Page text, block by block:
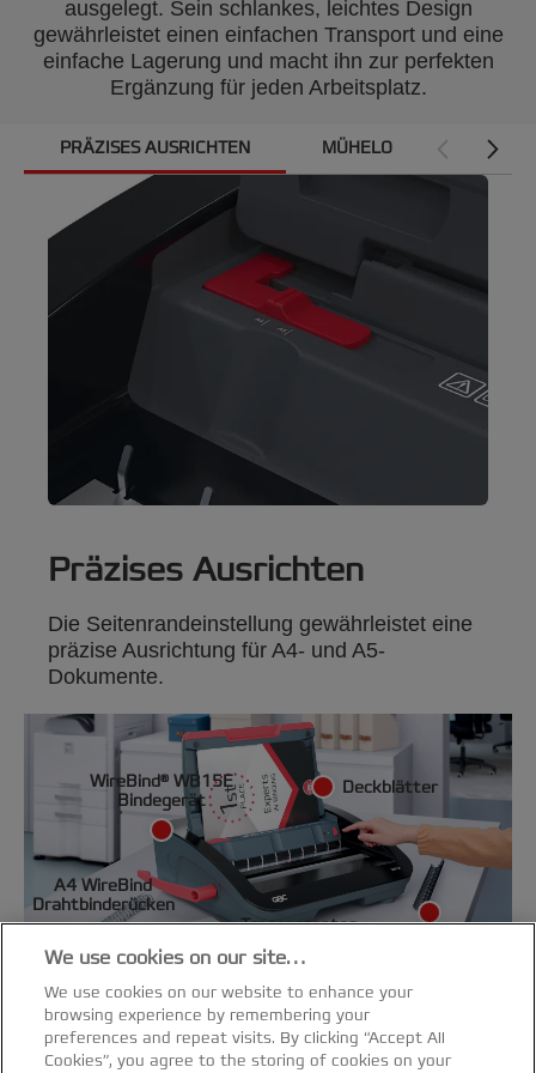
Drahtbinderücken (Art. Nr. RG810497) & GBC
HiClear™ glasklares Deckblatt A4 200 Mikron, 100
Stück (Art. Nr. CE012080E)
ausgelegt. Sein schlankes, leichtes Design
gewährleistet einen einfachen Transport und eine
einfache Lagerung und macht ihn zur perfekten
Ergänzung für jeden Arbeitsplatz.
PRÄZISES AUSRICHTEN MÜHELOSE BINDUNG
Präzises Ausrichten
Die Seitenrandeinstellung gewährleistet eine
präzise Ausrichtung für A4- und A5-
Dokumente.
WireBind® WB15E
Bindegerät
A4 WireBind
Drahtbinderücken
Transparentes
Deckblatt
Deckblätter
We use cookies on our site…
We use cookies on our website to enhance your
browsing experience by remembering your
preferences and repeat visits. By clicking “Accept All
Cookies”, you agree to the storing of cookies on your